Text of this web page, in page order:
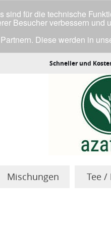
Schneller und
Mischungen Tee /
für die technische
Besucher verbessern und
Diese werden in
Cookies einverstanden